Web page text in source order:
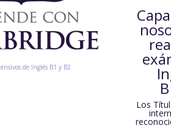
de Inglés B1 y B2
Los